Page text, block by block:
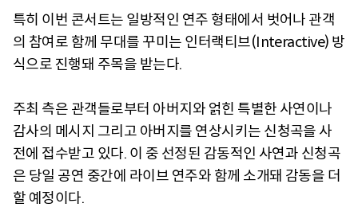
특히 이번 콘서트는 일방적인 연주 형태에서 벗어나 관객
의 참여로 함께 무대를 꾸미는 인터랙티브(Interactive) 방
식으로 진행돼 주목을 받는다.
주최 측은 관객들로부터 아버지와 얽힌 특별한 사연이나
감사의 메시지 그리고 아버지를 연상시키는 신청곡을 사
전에 접수받고 있다. 이 중 선정된 감동적인 사연과 신청곡
은 당일 공연 중간에 라이브 연주와 함께 소개돼 감동을 더
할 예정이다.